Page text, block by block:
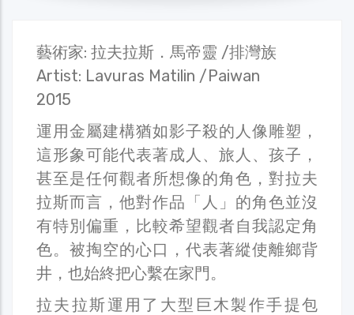
藝術家: 拉夫拉斯．馬帝靈 /排灣族
Artist: Lavuras Matilin /Paiwan
2015
運用金屬建構猶如影子殺的人像雕塑，
這形象可能代表著成人、旅人、孩子，
甚至是任何觀者所想像的角色，對拉夫
拉斯而言，他對作品「人」的角色並沒
有特別偏重，比較希望觀者自我認定角
色。被掏空的心口，代表著縱使離鄉背
井，也始終把心繫在家門。
拉夫拉斯運用了大型巨木製作手提包